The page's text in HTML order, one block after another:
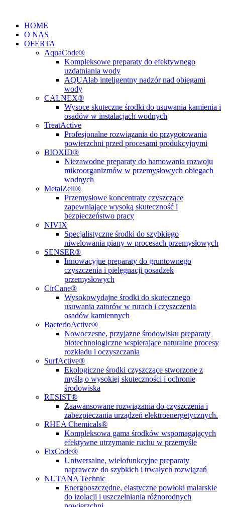
treści
HOME
O NAS
OFERTA
AquaCode®
Kompleksowe preparaty do efektywnego
uzdatniania wody
AQUAlab inteligentny nadzór nad obiegami
wody
CALNEX®
Wysoce skuteczne środki do usuwania kamienia i
osadów w instalacjach wodnych
TreatActive
Profesjonalne rozwiązania do przygotowania
powierzchni przed procesami produkcyjnymi
BIOXID®
Niezawodne preparaty do hamowania rozwoju
mikroorganizmów w przemysłowych obiegach
wodnych
MetalZell®
Przemysłowe koncentraty czyszczące
zapewniające wysoką skuteczność i
bezpieczeństwo pracy
NIVIX
Specjalistyczne środki do szybkiego
niwelowania piany w procesach przemysłowych
SENSER®
Innowacyjne preparaty do gruntownego
czyszczenia i pielęgnacji posadzek
przemysłowych
CirCane®
Wysokowydajne środki do skutecznego
usuwania zatorów w rurach i czyszczenia
osadów kamiennych
BacterioActive®
Nowoczesne, przyjazne środowisku preparaty
biotechnologiczne wspierające naturalne procesy
rozkładu i oczyszczania
SurfActive®
Ekologiczne środki czyszczące stworzone z
myślą o wysokiej skuteczności i ochronie
środowiska
RESIST®
Zaawansowane rozwiązania do czyszczenia i
zabezpieczania urządzeń elektroenergetycznych.
RHEA Chemicals®
Kompleksowa gama środków wspomagających
efektywne utrzymanie ruchu w przemyśle
FixCode®
Uniwersalne, wielofunkcyjne preparaty
naprawcze do szybkich i trwałych rozwiązań
NUTANA Technic
Energooszczędne, elastyczne powłoki malarskie
do izolacji i uszczelniania różnorodnych